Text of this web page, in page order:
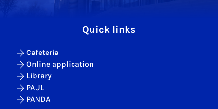
Quick links
Cafeteria
Online application
Library
PAUL
PANDA